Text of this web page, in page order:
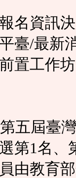
名資訊
臺/最新
置工作
五屆臺
第1名、
由教育